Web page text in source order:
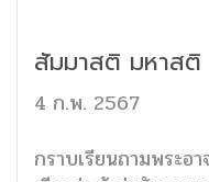
สัมมาสติ มหาสติ
4 ก.พ. 2567
กราบเรียนถามพระอา